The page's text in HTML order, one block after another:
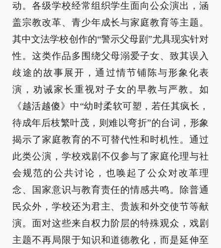
动。各级学校经常组织学生面向公众演出，涵
盖宗教改革、青少年成长与家庭教育等主题。
其中文法学校创作的“警示父母剧”尤具现实针对
性。这类作品多围绕父母溺爱子女、致其误入
歧途的故事展开，通过情节铺陈与形象化表
演，劝诫家长重视对子女的早教与严教。如
《越活越傻》中“幼时柔软可塑，若任其疯长，
待成年后枝繁叶茂，则难以弯折”的台词，形象
揭示了家庭教育的不可替代性和时机性。通过
此类公演，学校戏剧不仅参与了家庭伦理与社
会规范的公共讨论，也唤起了公众对改革理
念、国家意识与教育责任的情感共鸣。除普通
民众外，学校还为君主、贵族和外交使节等献
演。面对这些来自权力阶层的特殊观众，戏剧
主题不再局限于知识和道德教化，而是延伸至